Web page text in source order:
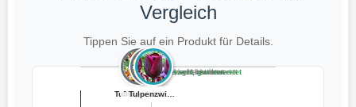
Vergleich
Tippen Sie auf ein Produkt für Details.
Teuer, gut bewertet
Teuer, schlecht bewertet
Preiswert, gut bewertet
Preiswert, schlecht bewertet
Tulpenzwiebeln ... Tulpenzwiebeln ...